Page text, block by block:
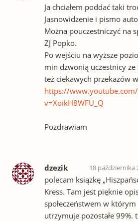
Ja chciałem poddać taki
Jasnowidzenie i pismo
Można pouczestniczyć na
ZJ Popko.
Po wejściu na wyższe
min dzwonią uczestnicy
też ciekawych przekazów
https://
v=XoikH8WFU_Q
Pozdrawiam
dzezik 18 października
polecam książkę
Kress. Tam jest pięknie
społeczeństwem w
utrzymuje pozostałe 99%.